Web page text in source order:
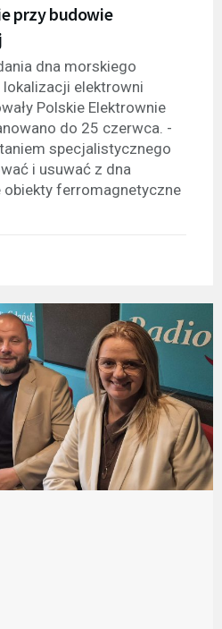
przy budowie
dna morskiego
elektrowni
Polskie Elektrownie
do 25 czerwca. -
specjalistycznego
i usuwać z dna
ferromagnetyczne